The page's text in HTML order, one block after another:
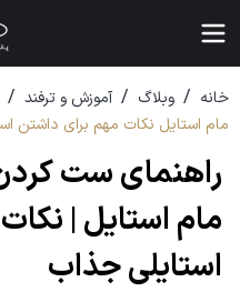
خانه / وبلاگ / آموزش و ترفند /
مام استایل نکات مهم برای داشتن
راهنمای ست
مام استایل |
استایلی جذاب